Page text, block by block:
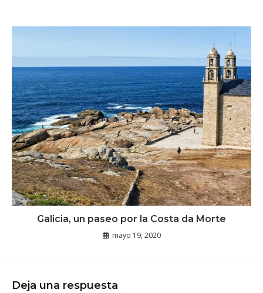
Galicia, un paseo por la Costa da Morte
mayo 19, 2020
Deja una respuesta